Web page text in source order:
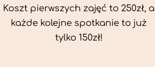
Koszt pierwszych zajęć to 250zł, a
każde kolejne spotkanie to już
tylko 150zł!